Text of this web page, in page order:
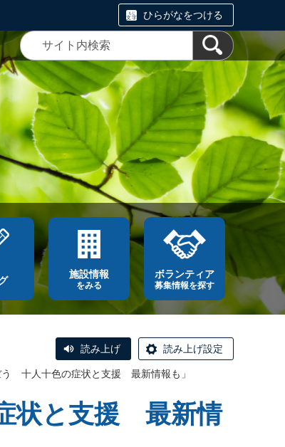
ひらがなをつける
施設情報
をみる
ボランティア
募集情報を探す
読み上げ 読み上げ設定
う 十人十色の症状と支援 最新情報も」
状と支援 最新情